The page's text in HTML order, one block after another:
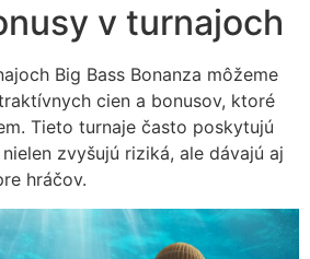
v turnajoch
Big Bass Bonanza môžeme
cien a bonusov, ktoré
Tieto turnaje často poskytujú
zvyšujú riziká, ale dávajú aj
hráčov.